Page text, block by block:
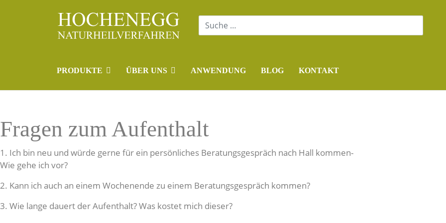
PRODUKTE ÜBER UNS ANWENDUNG BLOG KONTAKT
Fragen zum Aufenthalt
1. Ich bin neu und würde gerne für ein persönliches Beratungsgespräch nach Hall kommen-
Wie gehe ich vor?
2. Kann ich auch an einem Wochenende zu einem Beratungsgespräch kommen?
3. Wie lange dauert der Aufenthalt? Was kostet mich dieser?